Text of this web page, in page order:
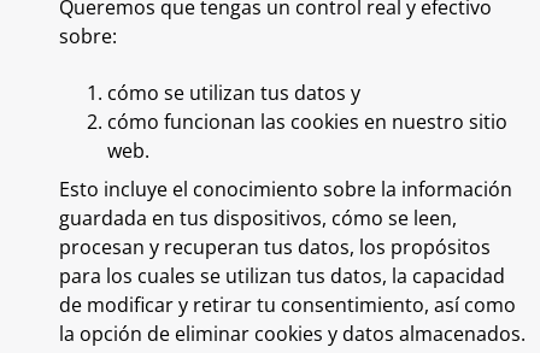
Queremos que tengas un control real y efectivo
sobre:
cómo se utilizan tus datos y
cómo funcionan las cookies en nuestro sitio
web.
Esto incluye el conocimiento sobre la información
guardada en tus dispositivos, cómo se leen,
procesan y recuperan tus datos, los propósitos
para los cuales se utilizan tus datos, la capacidad
de modificar y retirar tu consentimiento, así como
la opción de eliminar cookies y datos almacenados.